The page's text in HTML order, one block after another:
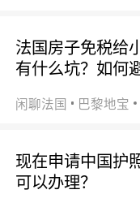
法国房子免税给
有什么坑？如何
闲聊法国 巴黎地宝
现在申请中国护
可以办理？